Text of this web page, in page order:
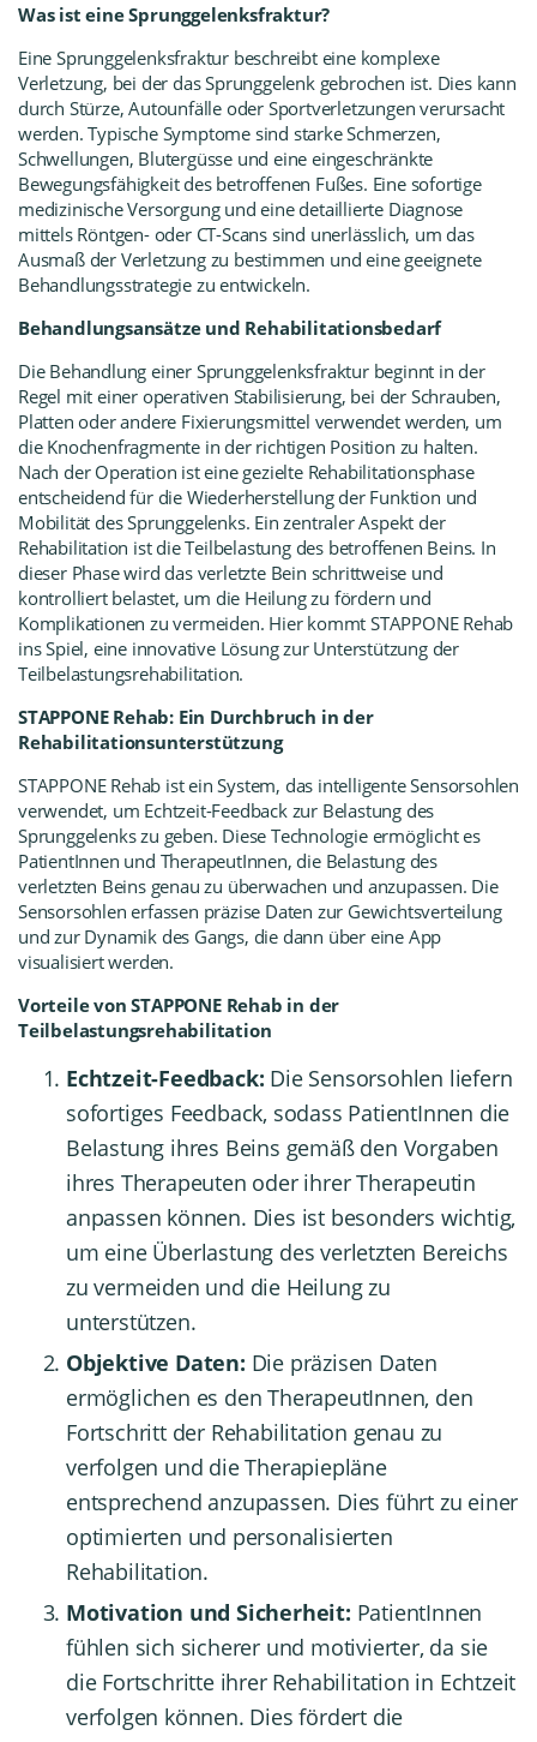
Was ist eine Sprunggelenksfraktur?
Eine Sprunggelenksfraktur beschreibt eine komplexe
Verletzung, bei der das Sprunggelenk gebrochen ist. Dies kann
durch Stürze, Autounfälle oder Sportverletzungen verursacht
werden. Typische Symptome sind starke Schmerzen,
Schwellungen, Blutergüsse und eine eingeschränkte
Bewegungsfähigkeit des betroffenen Fußes. Eine sofortige
medizinische Versorgung und eine detaillierte Diagnose
mittels Röntgen- oder CT-Scans sind unerlässlich, um das
Ausmaß der Verletzung zu bestimmen und eine geeignete
Behandlungsstrategie zu entwickeln.
Behandlungsansätze und Rehabilitationsbedarf
Die Behandlung einer Sprunggelenksfraktur beginnt in der
Regel mit einer operativen Stabilisierung, bei der Schrauben,
Platten oder andere Fixierungsmittel verwendet werden, um
die Knochenfragmente in der richtigen Position zu halten.
Nach der Operation ist eine gezielte Rehabilitationsphase
entscheidend für die Wiederherstellung der Funktion und
Mobilität des Sprunggelenks. Ein zentraler Aspekt der
Rehabilitation ist die Teilbelastung des betroffenen Beins. In
dieser Phase wird das verletzte Bein schrittweise und
kontrolliert belastet, um die Heilung zu fördern und
Komplikationen zu vermeiden. Hier kommtSTAPPONE Rehab
ins Spiel, eine innovative Lösung zur Unterstützung der
Teilbelastungsrehabilitation.
STAPPONE Rehab: Ein Durchbruch in der
Rehabilitationsunterstützung
STAPPONE Rehab ist ein System, das intelligente Sensorsohlen
verwendet, um Echtzeit-Feedback zur Belastung des
Sprunggelenks zu geben. Diese Technologie ermöglicht es
PatientInnen und TherapeutInnen, die Belastung des
verletzten Beins genau zu überwachen und anzupassen. Die
Sensorsohlen erfassen präzise Daten zur Gewichtsverteilung
und zur Dynamik des Gangs, die dann über eine App
visualisiert werden.
Vorteile von STAPPONE Rehab in der
Teilbelastungsrehabilitation
Echtzeit-Feedback: Die Sensorsohlen liefern
sofortiges Feedback, sodass PatientInnen die
Belastung ihres Beins gemäß den Vorgaben
ihres Therapeuten oder ihrer Therapeutin
anpassen können. Dies ist besonders wichtig,
um eine Überlastung des verletzten Bereichs
zu vermeiden und die Heilung zu
unterstützen.
Objektive Daten: Die präzisen Daten
ermöglichen es den TherapeutInnen, den
Fortschritt der Rehabilitation genau zu
verfolgen und die Therapiepläne
entsprechend anzupassen. Dies führt zu einer
optimierten und personalisierten
Rehabilitation.
Motivation und Sicherheit: PatientInnen
fühlen sich sicherer und motivierter, da sie
die Fortschritte ihrer Rehabilitation in Echtzeit
verfolgen können. Dies fördert die